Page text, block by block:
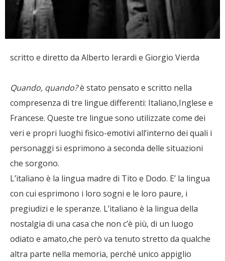
scritto e diretto da Alberto Ierardi e Giorgio Vierda
Quando, quando?è stato pensato e scritto nella
compresenza di tre lingue differenti: Italiano,Inglese e
Francese. Queste tre lingue sono utilizzate come dei
veri e propri luoghi fisico-emotivi all’interno dei quali i
personaggi si esprimono a seconda delle situazioni
che sorgono.
L’italiano è la lingua madre di Tito e Dodo. E’ la lingua
con cui esprimono i loro sogni e le loro paure, i
pregiudizi e le speranze. L’italiano è la lingua della
nostalgia di una casa che non c’è più, di un luogo
odiato e amato,che però va tenuto stretto da qualche
altra parte nella memoria, perché unico appiglio